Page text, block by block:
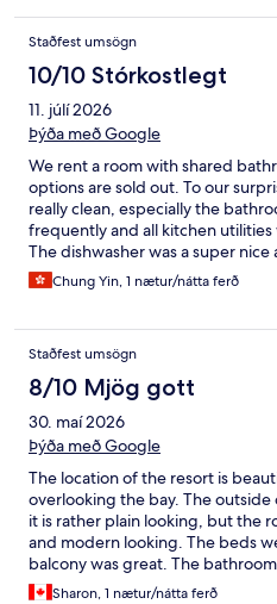
booked two nights but could
however it is an amazing place to
close).
Staðfest umsögn
10/10 Stórkostlegt
11. júlí 2026
Þýða með Google
We rent a room with shared
options are sold out. To our
really clean, especially the
frequently and all kitchen
The dishwasher was a super
Downside was the wall between
sound proof, despite the
spotting, we were more than
Especially we missed the chance
time.
Chung Yin, 1 nætur/nátta ferð
Staðfest umsögn
8/10 Mjög gott
30. maí 2026
Þýða með Google
The location of the resort is
overlooking the bay. The
it is rather plain looking, but the
and modern looking. The beds
balcony was great. The
nicely laid out. Only two
Sharon, 1 nætur/nátta ferð